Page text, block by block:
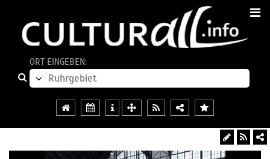
ORT EINGEBEN: